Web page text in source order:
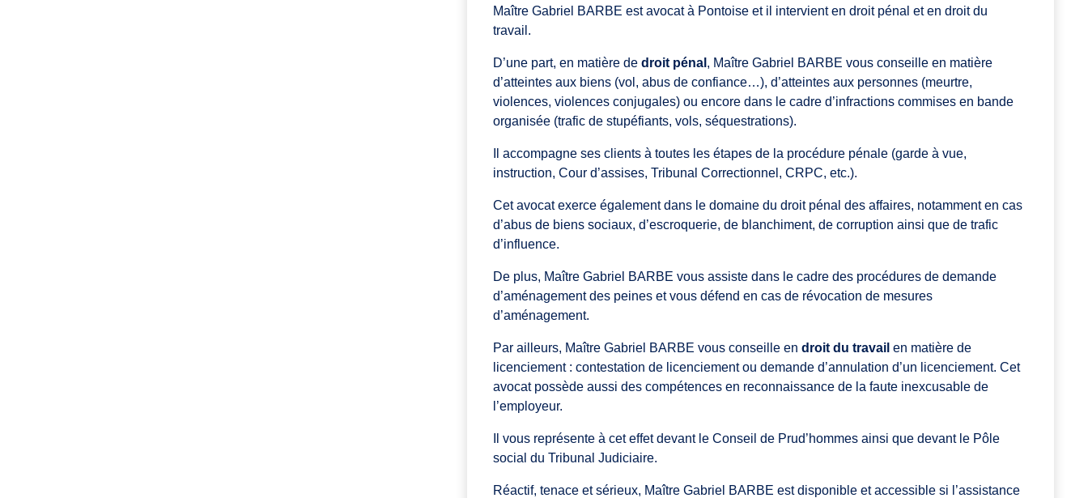
Maître Gabriel BARBE est avocat à Pontoise et il intervient en droit pénal et en droit du
travail.
D’une part, en matière de droit pénal , Maître Gabriel BARBE vous conseille en matière
d’atteintes aux biens (vol, abus de confiance…), d’atteintes aux personnes (meurtre,
violences, violences conjugales) ou encore dans le cadre d’infractions commises en bande
organisée (trafic de stupéfiants, vols, séquestrations).
Il accompagne ses clients à toutes les étapes de la procédure pénale (garde à vue,
instruction, Cour d’assises, Tribunal Correctionnel, CRPC, etc.).
Cet avocat exerce également dans le domaine du droit pénal des affaires, notamment en cas
d’abus de biens sociaux, d’escroquerie, de blanchiment, de corruption ainsi que de trafic
d’influence.
De plus, Maître Gabriel BARBE vous assiste dans le cadre des procédures de demande
d’aménagement des peines et vous défend en cas de révocation de mesures
d’aménagement.
Par ailleurs, Maître Gabriel BARBE vous conseille en droit du travail en matière de
licenciement : contestation de licenciement ou demande d’annulation d’un licenciement. Cet
avocat possède aussi des compétences en reconnaissance de la faute inexcusable de
l’employeur.
Il vous représente à cet effet devant le Conseil de Prud’hommes ainsi que devant le Pôle
social du Tribunal Judiciaire.
Réactif, tenace et sérieux, Maître Gabriel BARBE est disponible et accessible si l’assistance